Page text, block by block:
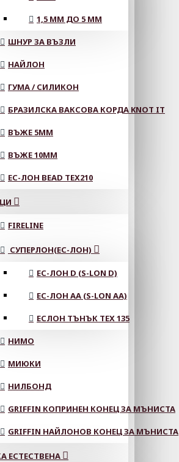
1,5 ММ ДО 5 ММ
ШНУР ЗА ВЪЗЛИ
НАЙЛОН
ГУМА / СИЛИКОН
БРАЗИЛСКА ВАКСОВА КОРДА KNOT IT
ВЪЖЕ 5MM
ВЪЖЕ 10MM
ЕС-ЛОН BEAD TEX210
FIRELINE
СУПЕРЛОН(ЕС-ЛОН)
ЕС-ЛОН D (S-LON D)
ЕС-ЛОН АА (S-LON AA)
ЕСЛОН ТЪНЪК TEX 135
НИМО
МИЮКИ
НИЛБОНД
GRIFFIN КОПРИНЕН КОНЕЦ ЗА МЪНИСТА
GRIFFIN НАЙЛОНОВ КОНЕЦ ЗА МЪНИСТА
ЕСТЕСТВЕНА